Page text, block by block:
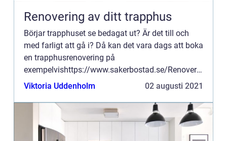
Renovering av ditt trapphus
Börjar trapphuset se bedagat ut? Är det till och
med farligt att gå i? Då kan det vara dags att boka
en trapphusrenovering på
exempelvishttps://www.sakerbostad.se/Renovera-
trapphus-trapphusrenovering. På det viset ka...
Viktoria Uddenholm 02 augusti 2021